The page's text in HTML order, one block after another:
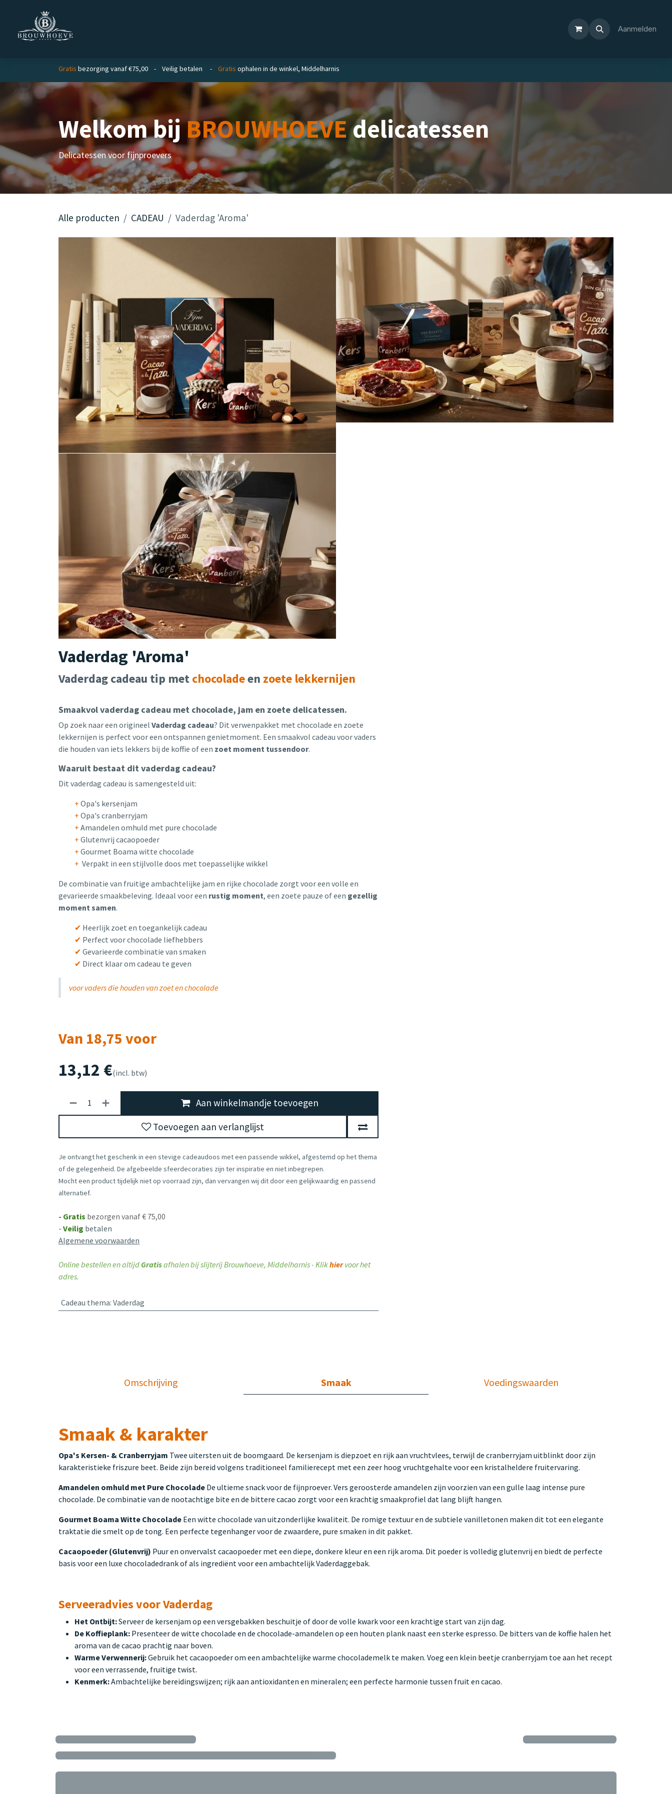
Aanmelden
Gratis bezorging vanaf €75,00 - Veilig betalen - Gratis ophalen in de winkel, Middelharnis
Welkom bijBROUWHOEVEdelicatessen
Delicatessen voor fijnproevers
Alle producten CADEAU Vaderdag 'Aroma'
Vaderdag 'Aroma'
Vaderdag cadeau tip metchocoladeen zoete lekkernijen
Smaakvol vaderdag cadeau met chocolade, jam en zoete delicatessen.
Op zoek naar een origineel Vaderdag cadeau? Dit verwenpakket met chocolade en zoete
lekkernijen is perfect voor een ontspannen genietmoment. Een smaakvol cadeau voor vaders
die houden van iets lekkers bij de koffie of een zoet moment tussendoor.
Waaruit bestaat dit vaderdag cadeau?
Dit vaderdag cadeau is samengesteld uit:
+ Opa's kersenjam
+ Opa's cranberryjam
+ Amandelen omhuld met pure chocolade
+ Glutenvrij cacaopoeder
+ Gourmet Boama witte chocolade
+ Verpakt in een stijlvolle doos met toepasselijke wikkel
De combinatie van fruitige ambachtelijke jam en rijke chocolade zorgt voor een volle en
gevarieerde smaakbeleving. Ideaal voor een rustig moment, een zoete pauze of een gezellig
moment samen.
✔ Heerlijk zoet en toegankelijk cadeau
✔ Perfect voor chocolade liefhebbers
✔ Gevarieerde combinatie van smaken
✔ Direct klaar om cadeau te geven
voor vaders die houden van zoet en chocolade
Van 18,75 voor
13,12 €(incl. btw)
Aan winkelmandje toevoegen
Toevoegen aan verlanglijst
Je ontvangt het geschenk in een stevige cadeaudoos met een passende wikkel, afgestemd op het thema
of de gelegenheid. De afgebeelde sfeerdecoraties zijn ter inspiratie en niet inbegrepen.
Mocht een product tijdelijk niet op voorraad zijn, dan vervangen wij dit door een gelijkwaardig en passend
alternatief.
- Gratis bezorgen vanaf € 75,00
- Veilig betalen
Algemene voorwaarden
Online bestellen en altijd Gratisafhalen bij slijterij Brouwhoeve, Middelharnis - Klikhiervoor het
adres.
Cadeau thema: Vaderdag
Omschrijving Smaak Voedingswaarden
Smaak & karakter
Opa's Kersen- & Cranberryjam Twee uitersten uit de boomgaard. De kersenjam is diepzoet en rijk aan vruchtvlees, terwijl de cranberryjam uitblinkt door zijn
karakteristieke friszure beet. Beide zijn bereid volgens traditioneel familierecept met een zeer hoog vruchtgehalte voor een kristalheldere fruitervaring.
Amandelen omhuld met Pure Chocolade De ultieme snack voor de fijnproever. Vers geroosterde amandelen zijn voorzien van een gulle laag intense pure
chocolade. De combinatie van de nootachtige bite en de bittere cacao zorgt voor een krachtig smaakprofiel dat lang blijft hangen.
Gourmet Boama Witte Chocolade Een witte chocolade van uitzonderlijke kwaliteit. De romige textuur en de subtiele vanilletonen maken dit tot een elegante
traktatie die smelt op de tong. Een perfecte tegenhanger voor de zwaardere, pure smaken in dit pakket.
Cacaopoeder (Glutenvrij) Puur en onvervalst cacaopoeder met een diepe, donkere kleur en een rijk aroma. Dit poeder is volledig glutenvrij en biedt de perfecte
basis voor een luxe chocoladedrank of als ingrediënt voor een ambachtelijk Vaderdaggebak.
Serveeradvies voor Vaderdag
Het Ontbijt:Serveer de kersenjam op een versgebakken beschuitje of door de volle kwark voor een krachtige start van zijn dag.
De Koffieplank: Presenteer de witte chocolade en de chocolade-amandelen op een houten plank naast een sterke espresso. De bitters van de koffie halen het
aroma van de cacao prachtig naar boven.
Warme Verwennerij:Gebruik het cacaopoeder om een ambachtelijke warme chocolademelk te maken. Voeg een klein beetje cranberryjam toe aan het recept
voor een verrassende, fruitige twist.
Kenmerk:Ambachtelijke bereidingswijzen; rijk aan antioxidanten en mineralen; een perfecte harmonie tussen fruit en cacao.